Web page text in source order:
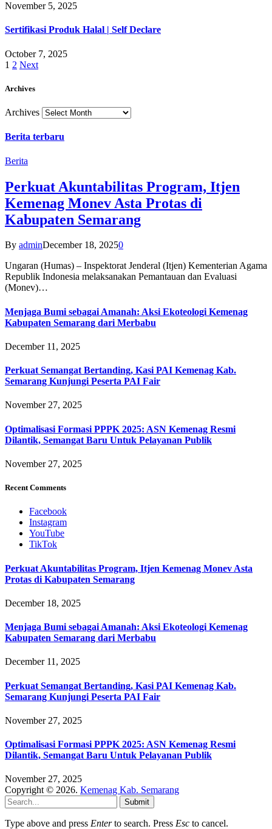
November 5, 2025
Sertifikasi Produk Halal | Self Declare
October 7, 2025
1 2 Next
Archives
Archives
Berita terbaru
Berita
Perkuat Akuntabilitas Program, Itjen
Kemenag Monev Asta Protas di
Kabupaten Semarang
By adminDecember 18, 20250
Ungaran (Humas) – Inspektorat Jenderal (Itjen) Kementerian Agama
Republik Indonesia melaksanakan Pemantauan dan Evaluasi
(Monev)…
Menjaga Bumi sebagai Amanah: Aksi Ekoteologi Kemenag
Kabupaten Semarang dari Merbabu
December 11, 2025
Perkuat Semangat Bertanding, Kasi PAI Kemenag Kab.
Semarang Kunjungi Peserta PAI Fair
November 27, 2025
Optimalisasi Formasi PPPK 2025: ASN Kemenag Resmi
Dilantik, Semangat Baru Untuk Pelayanan Publik
November 27, 2025
Recent Comments
Facebook
Instagram
YouTube
TikTok
Perkuat Akuntabilitas Program, Itjen Kemenag Monev Asta
Protas di Kabupaten Semarang
December 18, 2025
Menjaga Bumi sebagai Amanah: Aksi Ekoteologi Kemenag
Kabupaten Semarang dari Merbabu
December 11, 2025
Perkuat Semangat Bertanding, Kasi PAI Kemenag Kab.
Semarang Kunjungi Peserta PAI Fair
November 27, 2025
Optimalisasi Formasi PPPK 2025: ASN Kemenag Resmi
Dilantik, Semangat Baru Untuk Pelayanan Publik
November 27, 2025
Copyright © 2026. Kemenag Kab. Semarang
Submit
Type above and press Enterto search. Press Esc to cancel.